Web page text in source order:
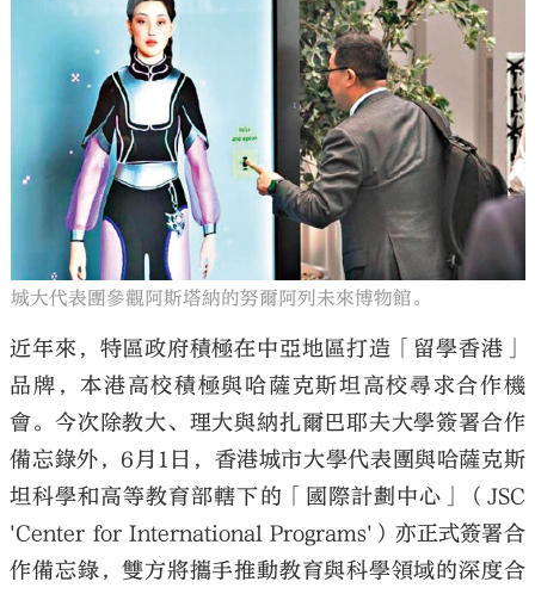
城大代表團參觀阿斯塔納的努爾阿列未來博物館。
近年來，特區政府積極在中亞地區打造「留學香港」
品牌，本港高校積極與哈薩克斯坦高校尋求合作機
會。今次除教大、理大與納扎爾巴耶夫大學簽署合作
備忘錄外，6月1日，香港城市大學代表團與哈薩克斯
坦科學和高等教育部轄下的「國際計劃中心」（JSC
'Center for International Programs'）亦正式簽署合
作備忘錄，雙方將攜手推動教育與科學領域的深度合